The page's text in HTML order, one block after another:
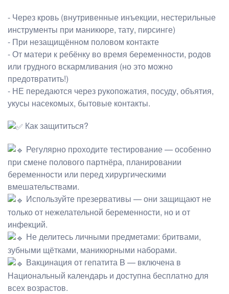
- Через кровь (внутривенные инъекции, нестерильные
инструменты при маникюре, тату, пирсинге)
- При незащищённом половом контакте
- От матери к ребёнку во время беременности, родов
или грудного вскармливания (но это можно
предотвратить!)
- НЕ передаются через рукопожатия, посуду, объятия,
укусы насекомых, бытовые контакты.
Как защититься?
Регулярно проходите тестирование — особенно
при смене полового партнёра, планировании
беременности или перед хирургическими
вмешательствами.
Используйте презервативы — они защищают не
только от нежелательной беременности, но и от
инфекций.
Не делитесь личными предметами: бритвами,
зубными щётками, маникюрными наборами.
Вакцинация от гепатита B — включена в
Национальный календарь и доступна бесплатно для
всех возрастов.